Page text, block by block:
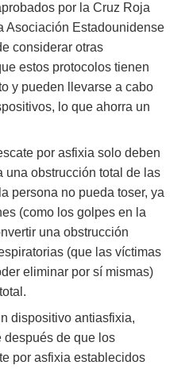
por la Cruz Roja
Asociación Estadounidense
considerar otras
estos protocolos tienen
y pueden llevarse a cabo
lo que ahorra un
por asfixia solo deben
una obstrucción total de las
persona no pueda toser, ya
(como los golpes en la
una obstrucción
(que las víctimas
eliminar por sí mismas)
dispositivo antiasfixia,
después de que los
por asfixia establecidos